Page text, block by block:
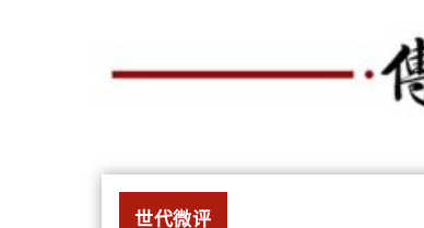
世代微评